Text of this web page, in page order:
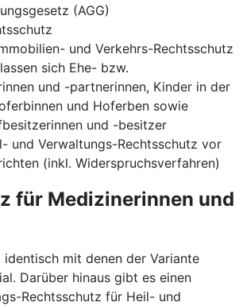
(AGG)
und Verkehrs-Rechtsschutz
sich Ehe- bzw.
und -partnerinnen, Kinder in der
und Hoferben sowie
und -besitzer
und Verwaltungs-Rechtsschutz vor
(inkl. Widerspruchsverfahren)
für Medizinerinnen und
identisch mit denen der Variante
Darüber hinaus gibt es einen
Rechtsschutz für Heil- und